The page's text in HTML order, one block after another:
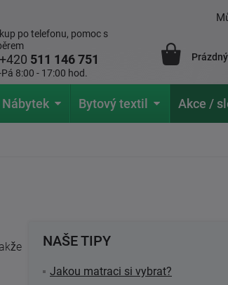
po telefonu, pomoc s
+420 511 146 751
8:00 - 17:00 hod.
Nábytek Bytový textil Akce /
NAŠE TIPY
Jakou matraci si vybrat?